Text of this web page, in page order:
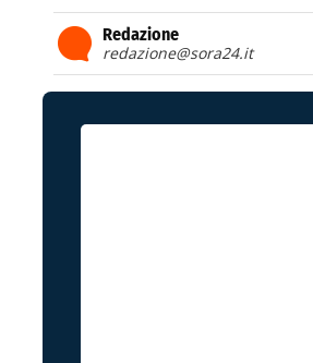
Redazione
redazione@sora24.it